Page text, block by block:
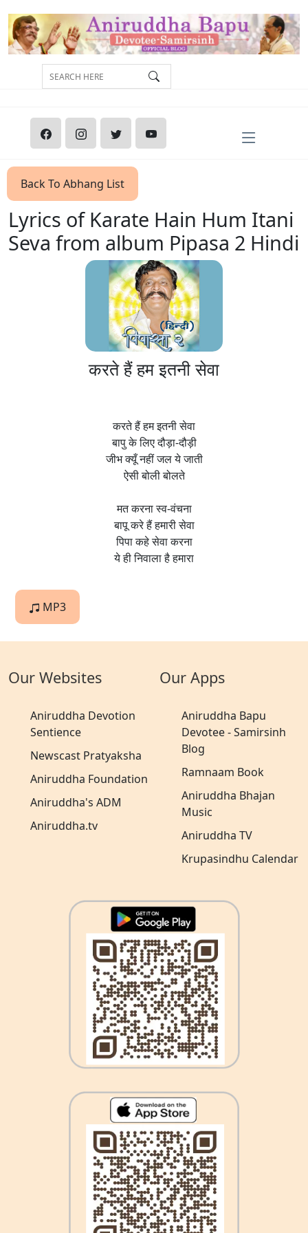
Back To Abhang List
Lyrics of Karate Hain Hum Itani
Seva from album Pipasa 2 Hindi
करते हैं हम इतनी सेवा
करते हैं हम इतनी सेवा
बापु के लिए दौड़ा-दौड़ी
जीभ क्यूँ नहीं जल ये जाती
ऐसी बोली बोलते
मत करना स्व-वंचना
बापू करे हैं हमारी सेवा
पिपा कहे सेवा करना
ये ही निवाला है हमारा
MP3
Our Websites
Aniruddha Devotion
Sentience
Newscast Pratyaksha
Aniruddha Foundation
Aniruddha's ADM
Aniruddha.tv
Our Apps
Aniruddha Bapu
Devotee - Samirsinh
Blog
Ramnaam Book
Aniruddha Bhajan
Music
Aniruddha TV
Krupasindhu Calendar